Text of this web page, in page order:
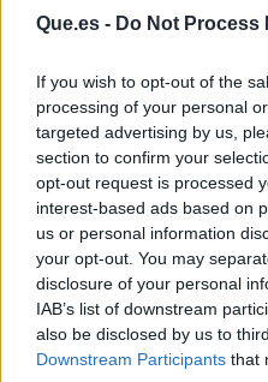
Que.es - Do Not Process
If you wish to opt-out of the
processing of your personal
targeted advertising by us,
section to confirm your
opt-out request is processed
interest-based ads based on
us or personal information
your opt-out. You may
disclosure of your personal
IAB’s list of downstream
also be disclosed by us to
Downstream Participants that